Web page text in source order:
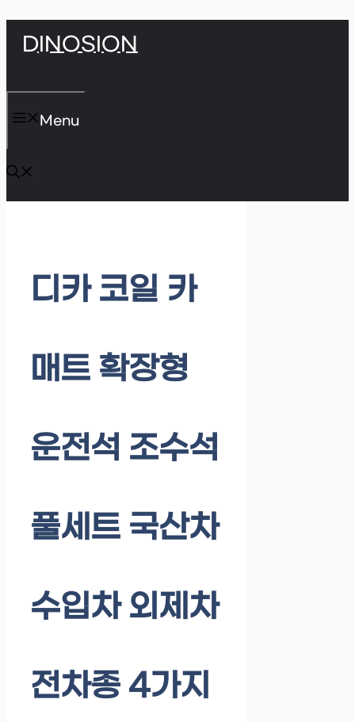
SkipDINOSION
Menu
디카 코일 카
매트 확장형
운전석 조수석
풀세트 국산차
수입차 외제차
전차종 4가지